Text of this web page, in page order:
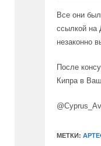
Все они
ссылкой на
незаконно
После
Кипра в
МЕТКИ: